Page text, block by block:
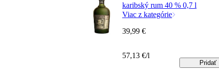
karibský rum 40 % 0,7 l
Viac z kategórie
39,99 €
57,13 €/l
Pridať